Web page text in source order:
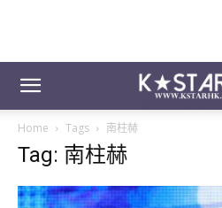
Home Tags 南柱赫
Tag: 南柱赫